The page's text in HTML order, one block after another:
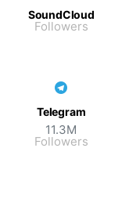
SoundCloud
Followers
Telegram
11.3M
Followers